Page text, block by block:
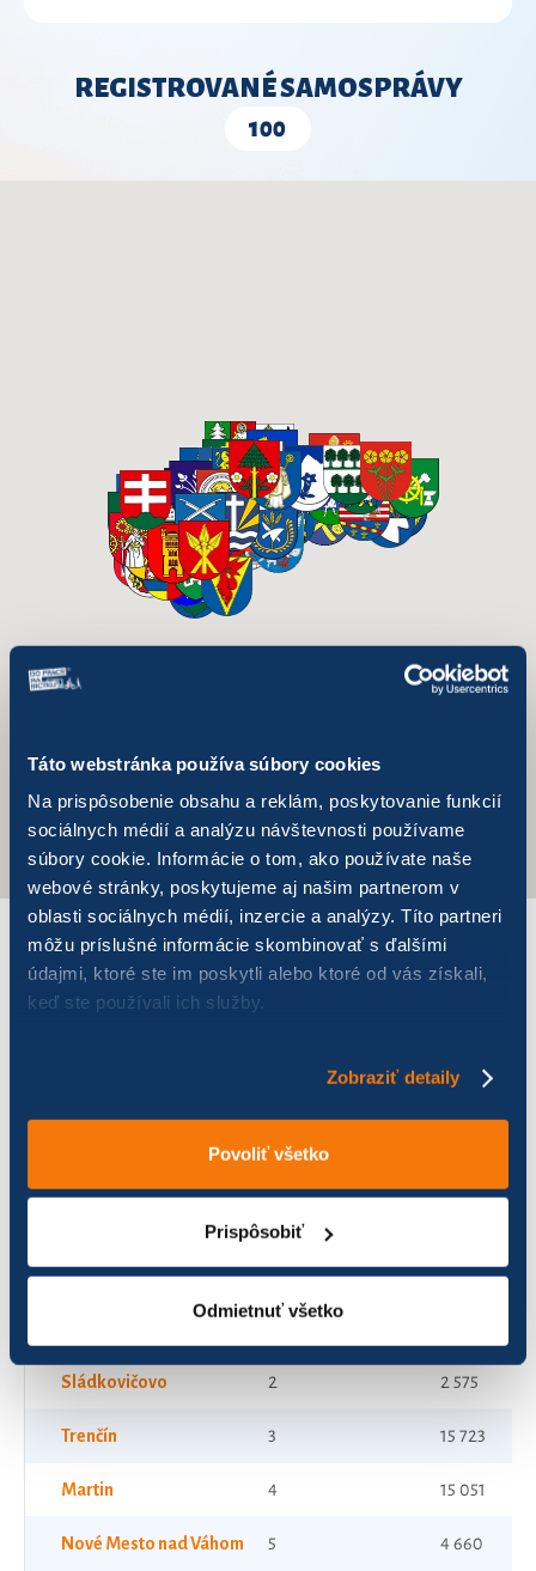
Táto webstránka používa súbory cookies
Na prispôsobenie obsahu a reklám, poskytovanie funkcií
sociálnych médií a analýzu návštevnosti používame
súbory cookie. Informácie o tom, ako používate naše
webové stránky, poskytujeme aj našim partnerom v
oblasti sociálnych médií, inzercie a analýzy. Títo partneri
môžu príslušné informácie skombinovať s ďalšími
údajmi, ktoré ste im poskytli alebo ktoré od vás získali,
keď ste používali ich služby.
Zobraziť detaily
Povoliť všetko
Prispôsobiť
Odmietnuť všetko
REGISTROVANÉ SAMOSPRÁVY
100
VÝSLEDKY PRE ROK 2026
Názov Poradie v súťaži Počet jázd
Sládkovičovo 2 2 575
Trenčín 3 15 723
Martin 4 15 051
Nové Mesto nad Váhom 5 4 660